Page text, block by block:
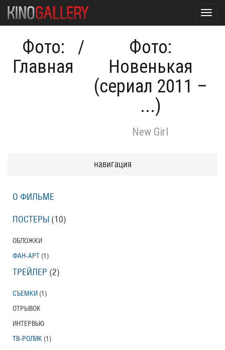
Фото:
Главная
/
Фото:
Новенькая
(сериал 2011 –
...)
New Girl
навигация
О ФИЛЬМЕ
ПОСТЕРЫ (10)
ОБЛОЖКИ
ФАН-АРТ (1)
ТРЕЙЛЕР (2)
СЪЕМКИ (1)
ОТРЫВОК
ИНТЕРВЬЮ
ТВ-РОЛИК (1)